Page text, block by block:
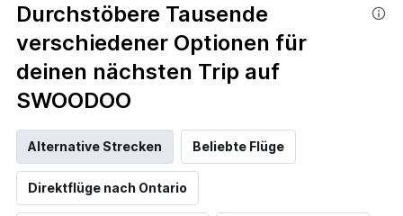
Durchstöbere Tausende
verschiedener Optionen für
deinen nächsten Trip auf
SWOODOO
Alternative Strecken Beliebte Flüge
Direktflüge nach Ontario